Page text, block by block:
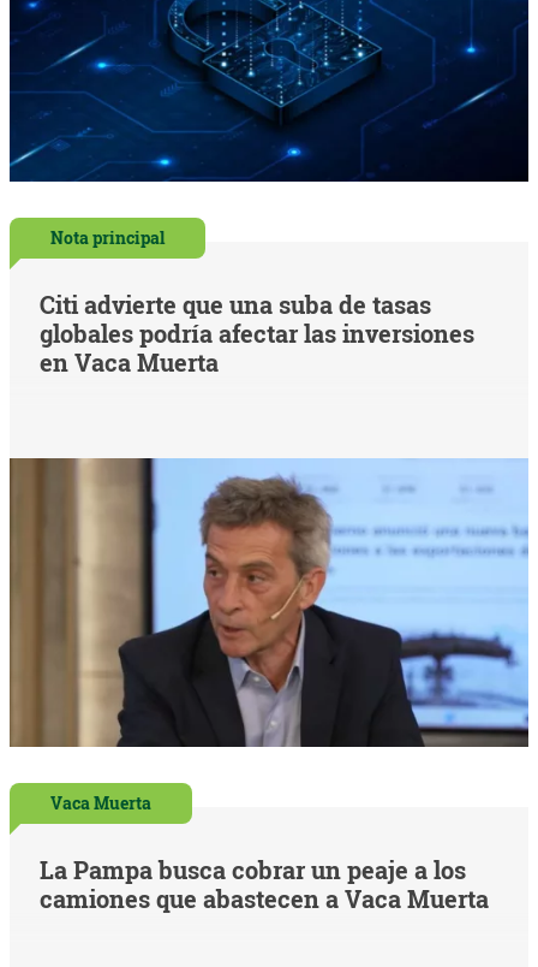
Nota principal
Citi advierte que una suba de tasas
globales podría afectar las inversiones
en Vaca Muerta
Vaca Muerta
La Pampa busca cobrar un peaje a los
camiones que abastecen a Vaca Muerta